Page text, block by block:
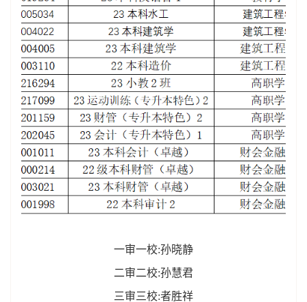
一审一校:孙晓静
二审二校:孙慧君
三审三校:者胜祥